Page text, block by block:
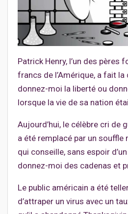
Patrick Henry, l’un des pères
francs de l’Amérique, a fait la
donnez-moi la liberté ou
lorsque la vie de sa nation
Aujourd’hui, le célèbre cri de
a été remplacé par un
qui conseille, sans espoir
donnez-moi des cadenas et
Le public américain a été
d’attraper un virus avec un